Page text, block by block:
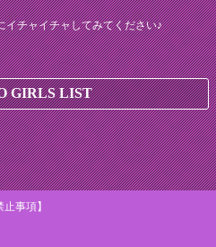
チャイチャしてみてください♪
GIRLS LIST
止事項】